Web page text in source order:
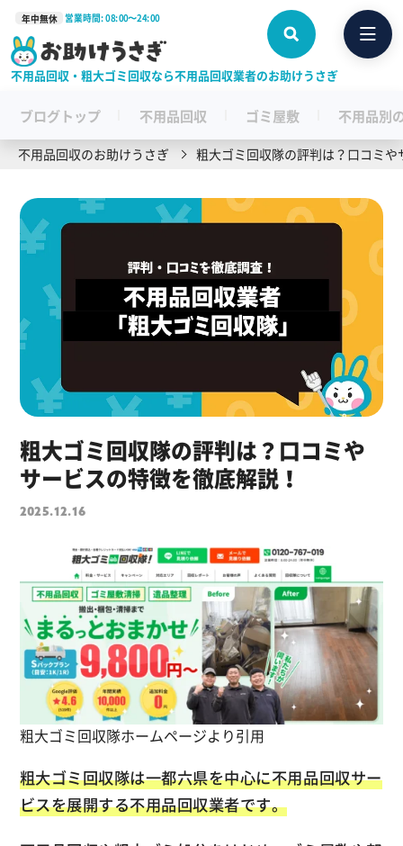
年中無休 営業時間: 08:00〜24:00
不用品回収・粗大ゴミ回収なら不用品回収業者のお助けうさぎ
ブログトップ 不用品回収 ゴミ屋敷 不用品別
不用品回収のお助けうさぎ 粗大ゴミ回収隊の評判は？口コミ
粗大ゴミ回収隊の評判は？口コミや
サービスの特徴を徹底解説！
2025.12.16
粗大ゴミ回収隊ホームページより引用
粗大ゴミ回収隊は一都六県を中心に不用品回収サー
ビスを展開する不用品回収業者です。